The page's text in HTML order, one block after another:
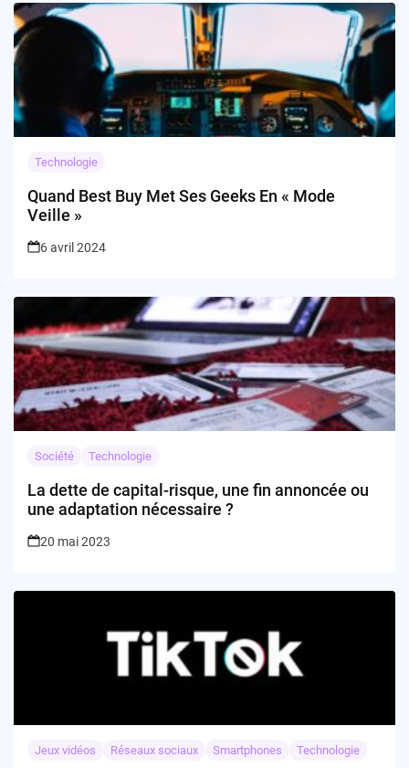
Technologie
Quand Best Buy Met Ses Geeks En « Mode
Veille »
6 avril 2024
Société Technologie
La dette de capital-risque, une fin annoncée ou
une adaptation nécessaire ?
20 mai 2023
Jeux vidéos Réseaux sociaux Smartphones Technologie